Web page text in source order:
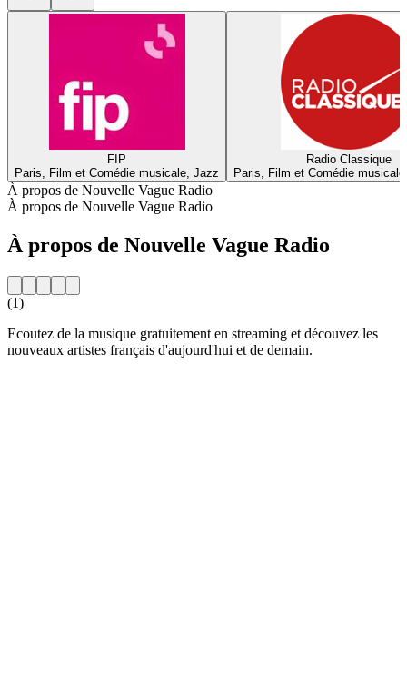
FIP
Paris, Film et Comédie musicale, Jazz
Radio Classique
Paris, Film et Comédie
À propos de Nouvelle Vague Radio
À propos de Nouvelle Vague Radio
À propos de Nouvelle Vague Radio
(1)
Ecoutez de la musique gratuitement en streaming et découvez les
nouveaux artistes français d'aujourd'hui et de demain.